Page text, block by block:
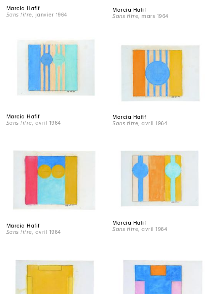
Marcia Hafif
Sans titre , janvier 1964
Marcia Hafif
Sans titre , mars 1964
Marcia Hafif
Sans titre , avril 1964
Marcia Hafif
Sans titre , avril 1964
Marcia Hafif
Sans titre , avril 1964
Marcia Hafif
Sans titre , avril 1964